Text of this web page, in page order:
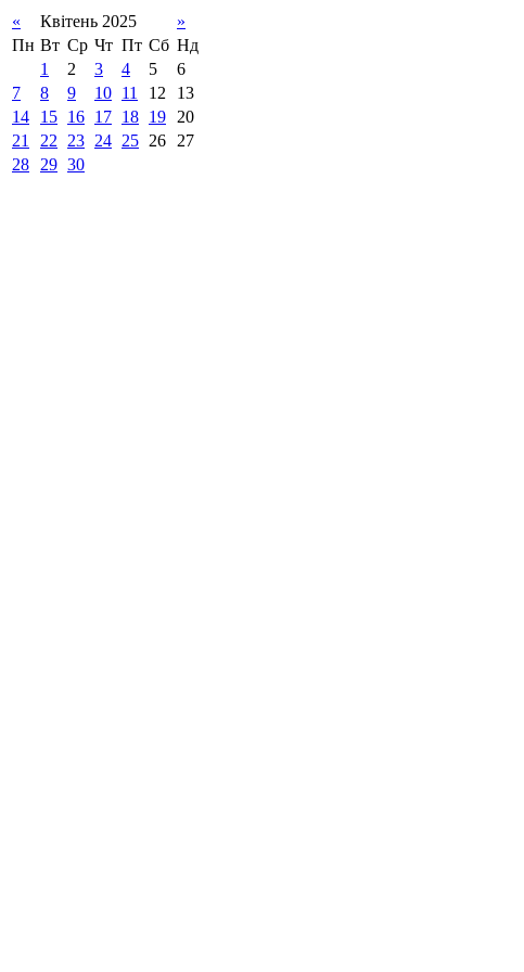
« Квітень 2025
»
Пн Вт Ср Чт Пт Сб Нд
1
2 3 4 5
6
7
8 9 10 11 12
13
14
15 16 17 18 19
20
21
22 23 24 25 26
27
28
29 30